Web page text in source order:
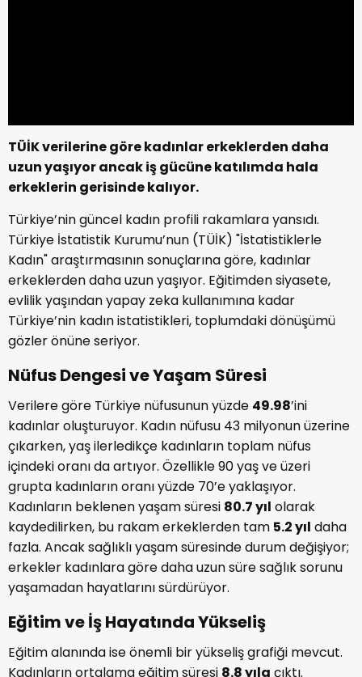
TÜİK verilerine göre kadınlar erkeklerden daha
uzun yaşıyor ancak iş gücüne katılımda hala
erkeklerin gerisinde kalıyor.
Türkiye’nin güncel kadın profili rakamlara yansıdı.
Türkiye İstatistik Kurumu’nun (TÜİK) "İstatistiklerle
Kadın" araştırmasının sonuçlarına göre, kadınlar
erkeklerden daha uzun yaşıyor. Eğitimden siyasete,
evlilik yaşından yapay zeka kullanımına kadar
Türkiye’nin kadın istatistikleri, toplumdaki dönüşümü
gözler önüne seriyor.
Nüfus Dengesi ve Yaşam Süresi
Verilere göre Türkiye nüfusunun yüzde 49.98’ini
kadınlar oluşturuyor. Kadın nüfusu 43 milyonun üzerine
çıkarken, yaş ilerledikçe kadınların toplam nüfus
içindeki oranı da artıyor. Özellikle 90 yaş ve üzeri
grupta kadınların oranı yüzde 70’e yaklaşıyor.
Kadınların beklenen yaşam süresi 80.7 yıl olarak
kaydedilirken, bu rakam erkeklerden tam 5.2 yıl daha
fazla. Ancak sağlıklı yaşam süresinde durum değişiyor;
erkekler kadınlara göre daha uzun süre sağlık sorunu
yaşamadan hayatlarını sürdürüyor.
Eğitim ve İş Hayatında Yükseliş
Eğitim alanında ise önemli bir yükseliş grafiği mevcut.
Kadınların ortalama eğitim süresi 8.8 yıla çıktı.